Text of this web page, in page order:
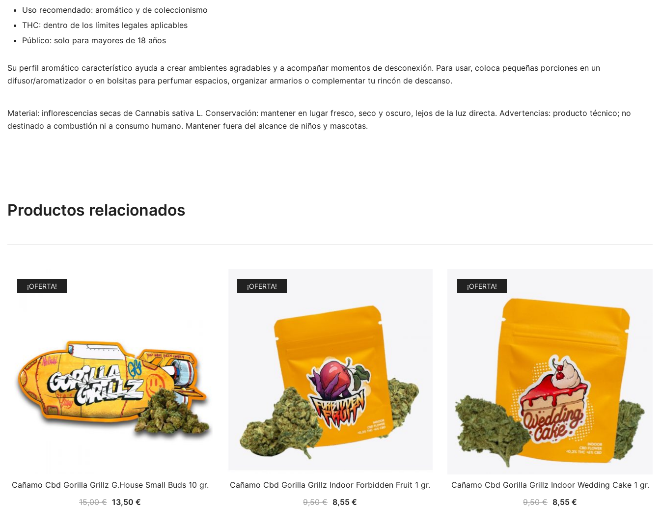
Uso recomendado: aromático y de coleccionismo
THC: dentro de los límites legales aplicables
Público: solo para mayores de 18 años
Su perfil aromático característico ayuda a crear ambientes agradables y a acompañar momentos de desconexión. Para usar, coloca pequeñas porciones en un
difusor/aromatizador o en bolsitas para perfumar espacios, organizar armarios o complementar tu rincón de descanso.
Material: inflorescencias secas de Cannabis sativa L. Conservación: mantener en lugar fresco, seco y oscuro, lejos de la luz directa. Advertencias: producto técnico; no
destinado a combustión ni a consumo humano. Mantener fuera del alcance de niños y mascotas.
Productos relacionados
¡OFERTA!
Cañamo Cbd Gorilla Grillz G.House Small Buds 10 gr.
15,00€ 13,50 €
¡OFERTA!
Cañamo Cbd Gorilla Grillz Indoor Forbidden Fruit 1 gr.
9,50€ 8,55 €
¡OFERTA!
Cañamo Cbd Gorilla Grillz Indoor Wedding Cake 1 gr.
9,50€ 8,55 €